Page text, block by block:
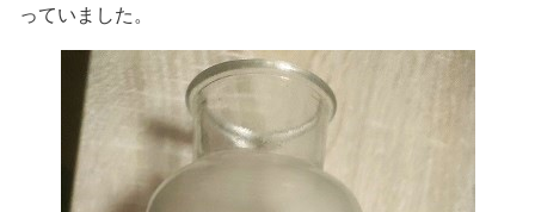
っていました。